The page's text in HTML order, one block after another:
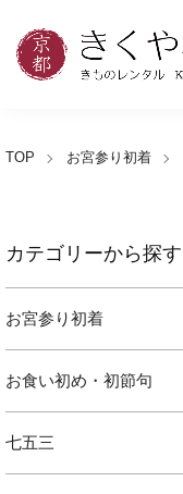
TOP お宮参り初着
カテゴリーから探す
お宮参り初着
お食い初め・初節句
七五三